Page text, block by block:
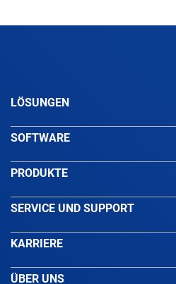
LÖSUNGEN
SOFTWARE
PRODUKTE
SERVICE UND SUPPORT
KARRIERE
ÜBER UNS